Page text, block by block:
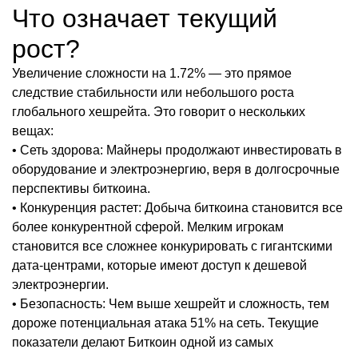
Что означает текущий
рост?
Увеличение сложности на 1.72% — это прямое
следствие стабильности или небольшого роста
глобального хешрейта. Это говорит о нескольких
вещах:
• Сеть здорова: Майнеры продолжают инвестировать в
оборудование и электроэнергию, веря в долгосрочные
перспективы биткоина.
• Конкуренция растет: Добыча биткоина становится все
более конкурентной сферой. Мелким игрокам
становится все сложнее конкурировать с гигантскими
дата-центрами, которые имеют доступ к дешевой
электроэнергии.
• Безопасность: Чем выше хешрейт и сложность, тем
дороже потенциальная атака 51% на сеть. Текущие
показатели делают Биткоин одной из самых